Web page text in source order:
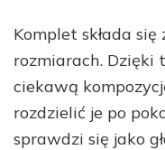
Komplet składa
rozmiarach. Dzięki
ciekawą
rozdzielić je po
sprawdzi się jako